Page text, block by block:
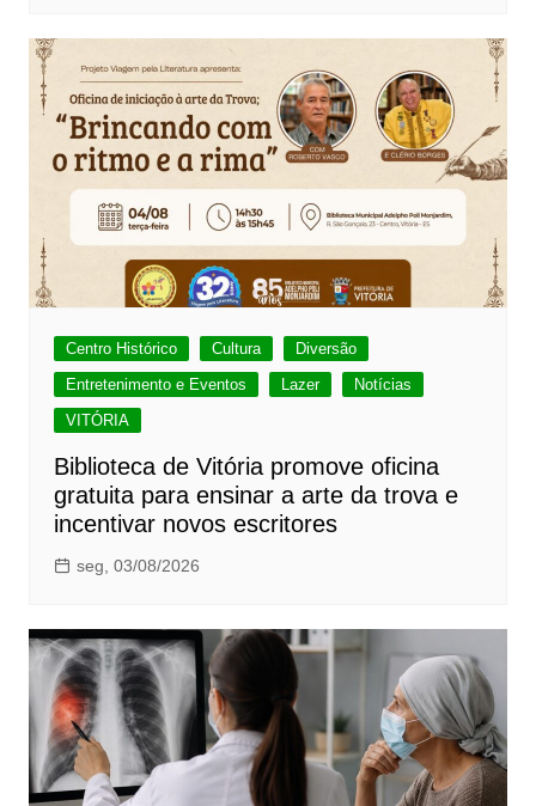
Centro Histórico Cultura
Diversão
Entretenimento e Eventos
Lazer
Notícias
VITÓRIA
Biblioteca de Vitória promove oficina
gratuita para ensinar a arte da trova e
incentivar novos escritores
seg, 03/08/2026